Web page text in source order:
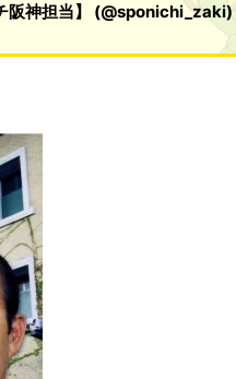
阪神担当】 (@sponichi_zaki)